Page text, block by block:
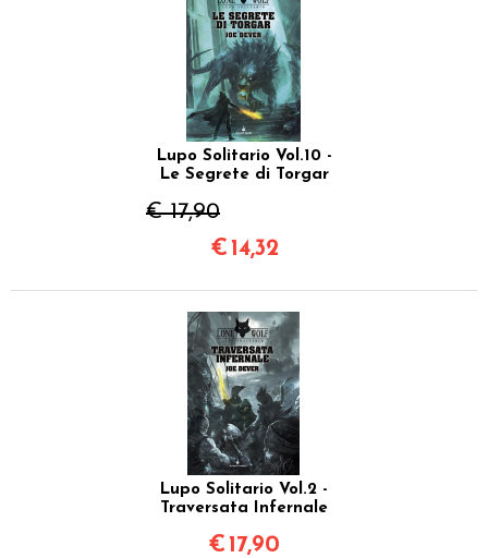
Lupo Solitario Vol.10 -
Le Segrete di Torgar
€ 17,90
€ 14,32
Lupo Solitario Vol.2 -
Traversata Infernale
€ 17,90